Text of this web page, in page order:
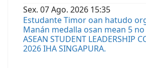
Sex. 07Ago. 2026 15:35
Estudante Timor oan hatudo
Manán medalla osan mean 5
ASEAN STUDENT LEADERSHIP
2026 IHA SINGAPURA.